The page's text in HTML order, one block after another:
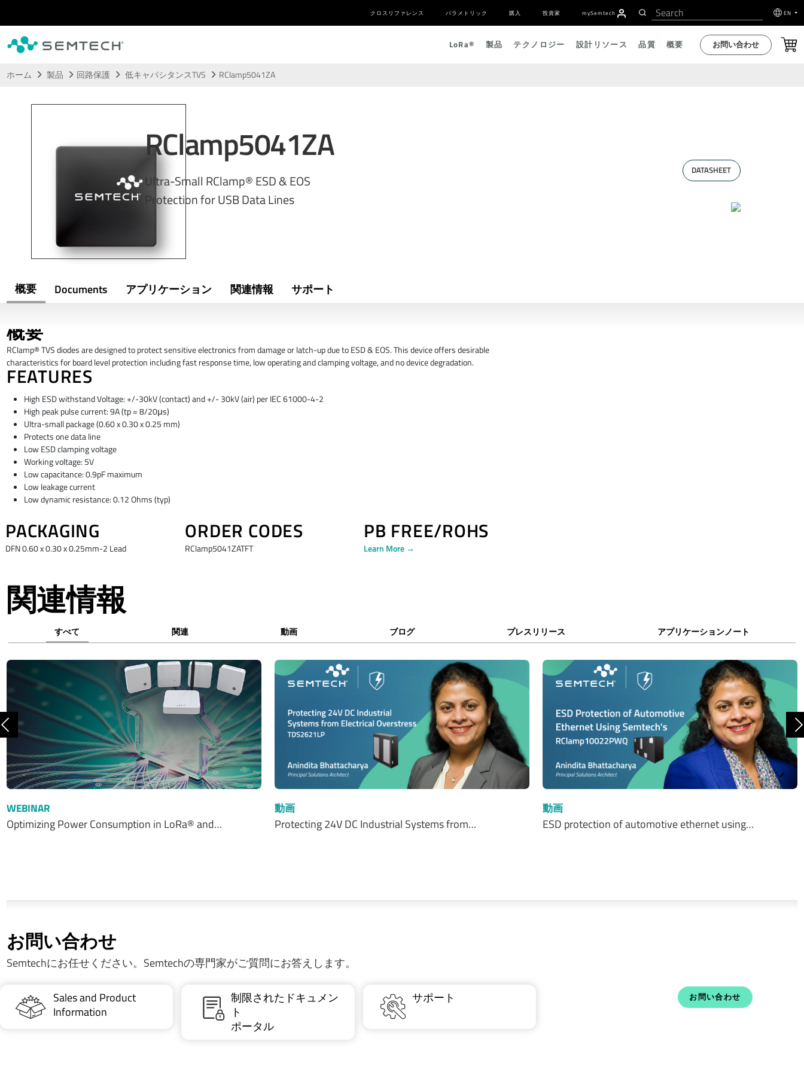
メインコンテンツにスキップ
クロスリファレンス パラメトリック 購入 投資家 mySemtech EN
LoRa® 製品 テクノロジー 設計リソース 品質 概要 お問い合わせ
ホーム 製品 回路保護 低キャパシタンスTVS RClamp5041ZA
RClamp5041ZA
Ultra-Small RClamp® ESD & EOS
Protection for USB Data Lines
DATASHEET
概要 Documents アプリケーション 関連情報 サポート
概要
RClamp® TVS diodes are designed to protect sensitive electronics from damage or latch-up due to ESD & EOS. This device offers desirable
characteristics for board level protection including fast response time, low operating and clamping voltage, and no device degradation.
FEATURES
High ESD withstand Voltage: +/-30kV (contact) and +/- 30kV (air) per IEC 61000-4-2
High peak pulse current: 9A (tp = 8/20μs)
Ultra-small package (0.60 x 0.30 x 0.25 mm)
Protects one data line
Low ESD clamping voltage
Working voltage: 5V
Low capacitance: 0.9pF maximum
Low leakage current
Low dynamic resistance: 0.12 Ohms (typ)
PACKAGING
DFN 0.60 x 0.30 x 0.25mm-2 Lead
ORDER CODES
RClamp5041ZATFT
PB FREE/ROHS
Learn More →
関連情報
すべて 関連 動画 ブログ プレスリリース アプリケーションノート
WEBINAR
Optimizing Power Consumption in LoRa® and…
動画
Protecting 24V DC Industrial Systems from…
動画
ESD protection of automotive ethernet using…
前へ
お問い合わせ
Semtechにお任せください。Semtechの専門家がご質問にお答えします。
Sales and Product
Information
制限されたドキュメン
ト
ポータル
サポート お問い合わせ